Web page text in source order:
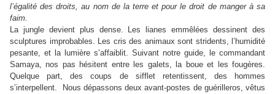
l’égalité des droits, au nom de la terre et pour le droit de manger à sa
faim.
La jungle devient plus dense. Les lianes emmêlées dessinent des
sculptures improbables. Les cris des animaux sont stridents, l’humidité
pesante, et la lumière s’affaiblit. Suivant notre guide, le commandant
Samaya, nos pas hésitent entre les galets, la boue et les fougères.
Quelque part, des coups de sifflet retentissent, des hommes
s’interpellent. Nous dépassons deux avant-postes de guérilleros, vêtus